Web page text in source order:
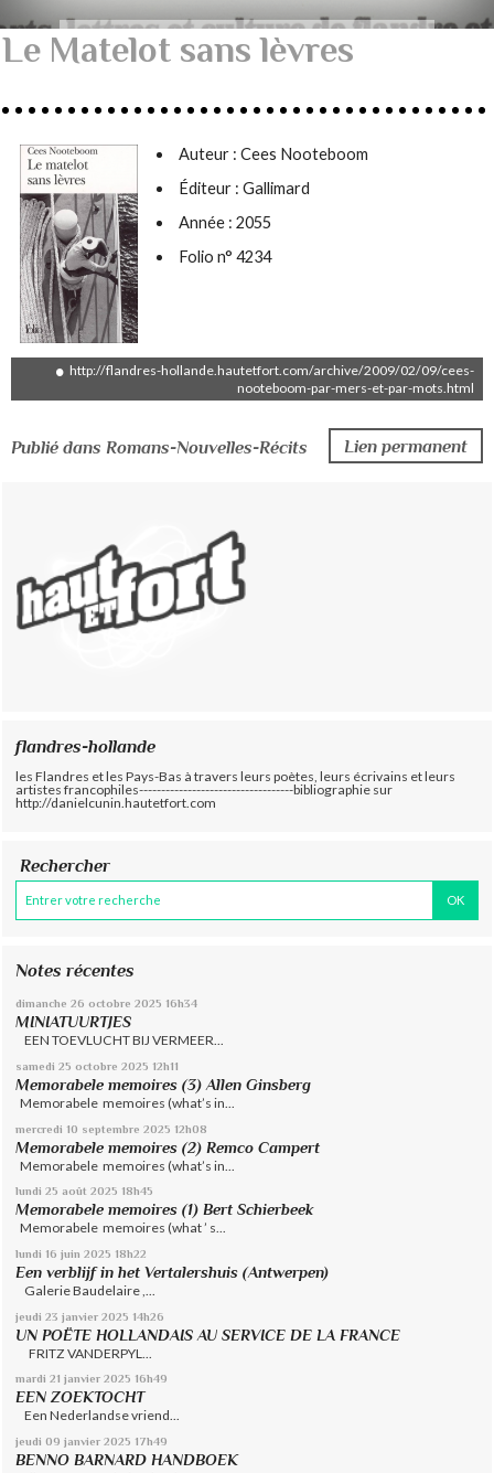
Le Matelot sans lèvres
Auteur :Cees Nooteboom
Éditeur : Gallimard
Année : 2055
Folio n° 4234
http://flandres-hollande.hautetfort.com/archive/2009/02/09/cees-
nooteboom-par-mers-et-par-mots.html
Publié dans Romans-Nouvelles-Récits Lien permanent
flandres-hollande
les Flandres et les Pays-Bas à travers leurs poètes, leurs écrivains et leurs
artistes francophiles-----------------------------------bibliographie sur
http://danielcunin.hautetfort.com
Rechercher
Notes récentes
dimanche 26 octobre 2025 16h34
MINIATUURTJES
EEN TOEVLUCHT BIJ VERMEER...
samedi 25 octobre 2025 12h11
Memorabele memoires (3) Allen Ginsberg
Memorabele memoires (what’s in...
mercredi 10 septembre 2025 12h08
Memorabele memoires (2) Remco Campert
Memorabele memoires (what’s in...
lundi 25 août 2025 18h45
Memorabele memoires (1) Bert Schierbeek
Memorabele memoires (what ’ s...
lundi 16 juin 2025 18h22
Een verblijf in het Vertalershuis (Antwerpen)
Galerie Baudelaire ,...
jeudi 23 janvier 2025 14h26
UN POËTE HOLLANDAIS AU SERVICE DE LA FRANCE
FRITZ VANDERPYL...
mardi 21 janvier 2025 16h49
EEN ZOEKTOCHT
Een Nederlandse vriend...
jeudi 09 janvier 2025 17h49
BENNO BARNARD HANDBOEK